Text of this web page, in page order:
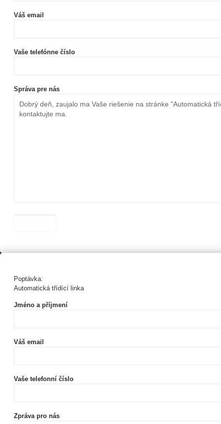
Váš email
Vaše telefónne číslo
Správa pre nás
Poptávka:
Automatická třídící linka
Jméno a příjmení
Váš email
Vaše telefonní číslo
Zpráva pro nás